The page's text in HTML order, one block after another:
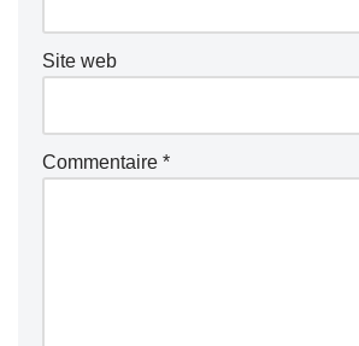
Site web
Commentaire *